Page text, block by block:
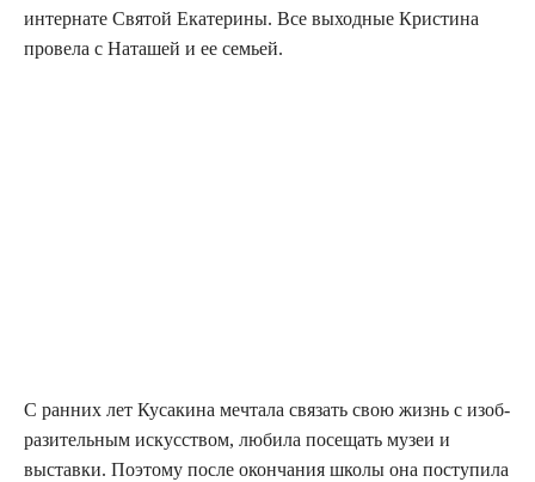
интер­на­те Свя­той Ека­те­ри­ны. Все выход­ные Кри­сти­на
про­ве­ла с Ната­шей и ее семьей.
С ран­них лет Куса­ки­на меч­та­ла свя­зать свою жизнь с изоб­
ра­зи­тель­ным искус­ством, люби­ла посе­щать музеи и
выстав­ки. Поэто­му после окон­ча­ния шко­лы она посту­пи­ла